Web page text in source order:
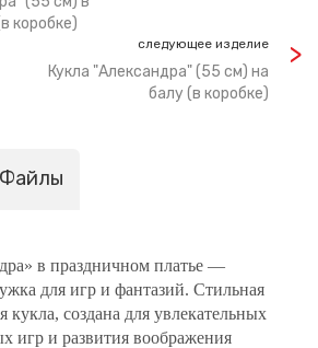
коробке)
следующее изделие
Кукла "Александра" (55 см) на
балу (в коробке)
Файлы
в праздничном платье —
для игр и фантазий. Стильная
кукла, создана для увлекательных
игр и развития воображения